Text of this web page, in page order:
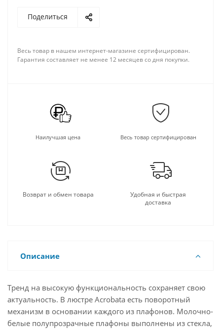
Поделиться
Весь товар в нашем интернет-магазине сертифицирован.
Гарантия составляет не менее 12 месяцев со дня покупки.
Наилучшая цена Весь товар сертифицирован
Возврат и обмен товара
Удобная и быстрая
доставка
Описание
Тренд на высокую функциональность сохраняет свою
актуальность. В люстре Acrobata есть поворотный
механизм в основании каждого из плафонов. Молочно-
белые полупрозрачные плафоны выполнены из стекла,